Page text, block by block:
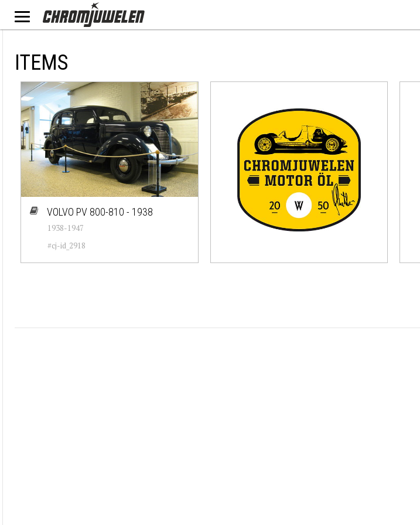
ITEMS
VOLVO PV 800-810 - 1938
1938-1947
#cj-id_2918